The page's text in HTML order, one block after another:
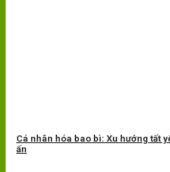
Cá nhân hóa bao bì: Xu hướng tất
ấn